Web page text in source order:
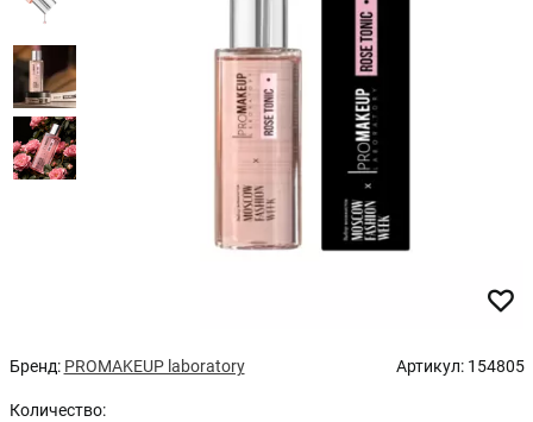
Бренд: PROMAKEUP laboratory Артикул: 154805
Количество: